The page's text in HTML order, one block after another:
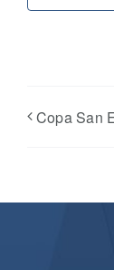
Copa San